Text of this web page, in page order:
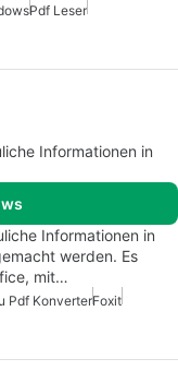
Pdf Leser
Informationen in
Informationen in
werden. Es
mit…
Pdf KonverterFoxit